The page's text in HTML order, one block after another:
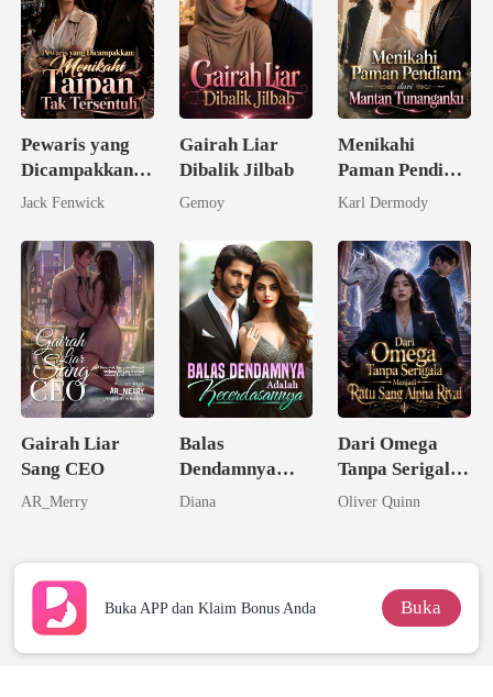
Pewaris yang
Dicampakkan:
Menikahi
Tersentuh
Jack Fenwick
Gairah Liar
Dibalik Jilbab
Gemoy
Menikahi
Paman Pendiam
dari Mantan
Karl Dermody
Gairah Liar
Sang CEO
AR_Merry
Balas
Dendamnya
Adalah
Diana
Dari Omega
Tanpa Serigala
Menjadi Ratu
Oliver Quinn
Buka APP dan Klaim Bonus Anda Buka